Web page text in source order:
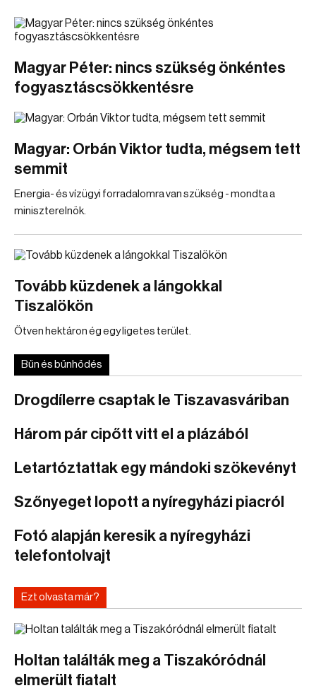
Magyar Péter: nincs szükség önkéntes
fogyasztáscsökkentésre
Magyar: Orbán Viktor tudta, mégsem tett
semmit
Energia- és vízügyi forradalomra van szükség - mondta a
miniszterelnök.
Tovább küzdenek a lángokkal
Tiszalökön
Ötven hektáron ég egy ligetes terület.
Bűn és bűnhődés
Drogdílerre csaptak le Tiszavasváriban
Három pár cipőtt vitt el a plázából
Letartóztattak egy mándoki szökevényt
Szőnyeget lopott a nyíregyházi piacról
Fotó alapján keresik a nyíregyházi
telefontolvajt
Ezt olvasta már?
Holtan találták meg a Tiszakóródnál
elmerült fiatalt